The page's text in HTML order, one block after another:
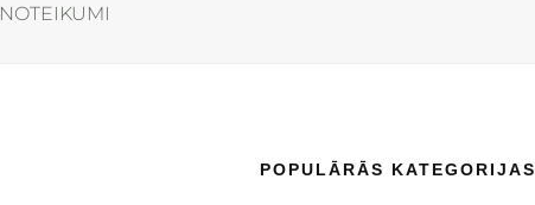
NOTEIKUMI
POPULĀRĀS KATEGORIJAS